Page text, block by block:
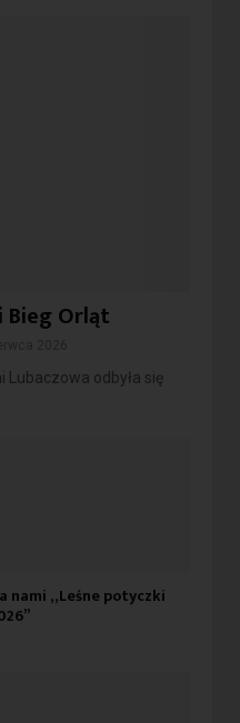
Bieg Orląt
Lubaczowa odbyła się
nami „Leśne potyczki